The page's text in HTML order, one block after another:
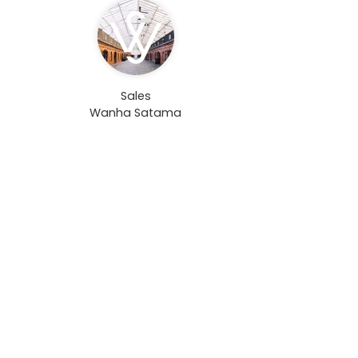
Sales
Wanha Satama